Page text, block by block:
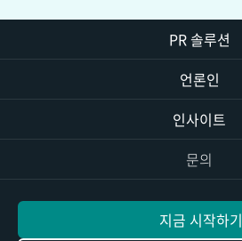
PR 솔루션
언론인
인사이트
문의
지금 시작하기